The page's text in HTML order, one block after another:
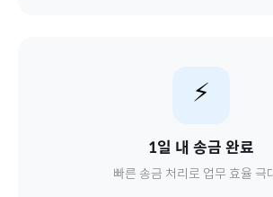
⚡
1일 내 송금 완료
빠른 송금 처리로 업무 효율 극